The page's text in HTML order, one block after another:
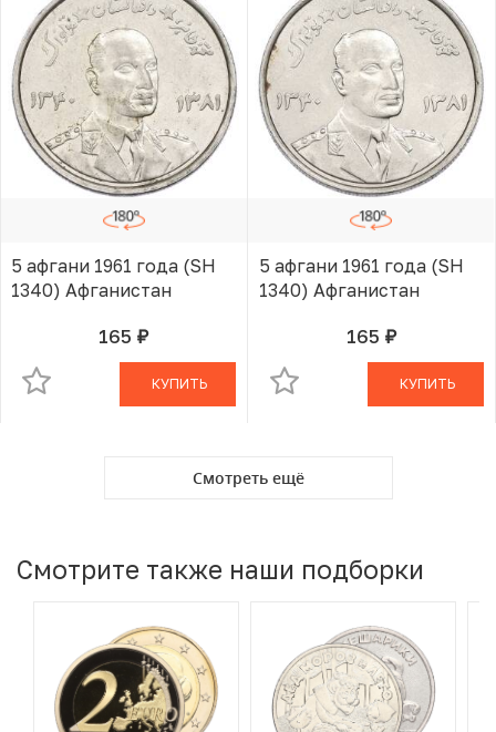
5 афгани 1961 года (SH
1340) Афганистан
165 руб.В КОРЗИНЕ
КУПИТЬ
5 афгани 1961 года (SH
1340) Афганистан
165 руб.В КОРЗИНЕ
КУПИТЬ
Смотреть ещё
Смотрите также наши подборки